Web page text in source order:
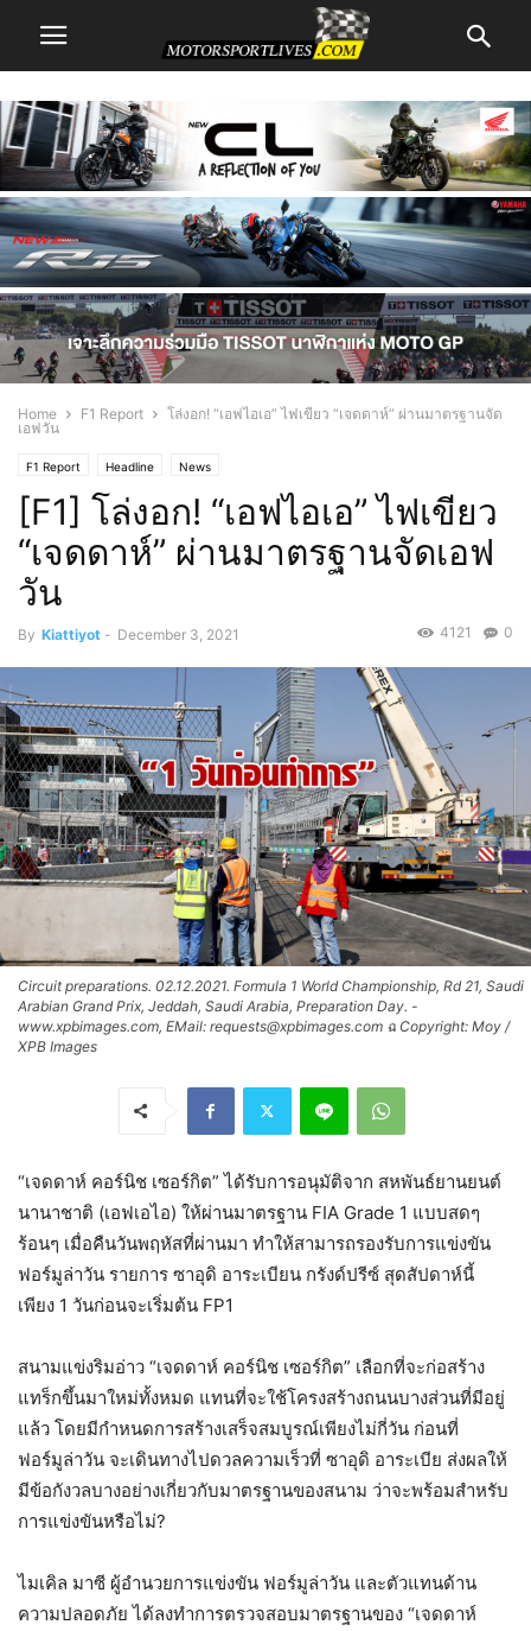
Home F1 Report
โล่งอก! “เอฟไอเอ” ไฟเขียว “เจดดาห์” ผ่านมาตรฐานจัด
เอฟวัน
F1 Report Headline News
[F1] โล่งอก! “เอฟไอเอ” ไฟเขียว
“เจดดาห์” ผ่านมาตรฐานจัดเอฟ
วัน
By Kiattiyot - December 3, 2021 0
4121
Circuit preparations. 02.12.2021. Formula 1 World Championship, Rd 21, Saudi
Arabian Grand Prix, Jeddah, Saudi Arabia, Preparation Day. -
www.xpbimages.com, EMail: requests@xpbimages.com ฉ Copyright: Moy /
XPB Images
“เจดดาห์ คอร์นิช เซอร์กิต” ได้รับการอนุมัติจาก สหพันธ์ยานยนต์
นานาชาติ (เอฟเอไอ) ให้ผ่านมาตรฐาน FIA Grade 1 แบบสดๆ
ร้อนๆ เมื่อคืนวันพฤหัสที่ผ่านมา ทำให้สามารถรองรับการแข่งขัน
ฟอร์มูล่าวัน รายการ ซาอุดิ อาระเบียน กรังด์ปรีซ์ สุดสัปดาห์นี้
เพียง 1 วันก่อนจะเริ่มต้น FP1
สนามแข่งริมอ่าว “เจดดาห์ คอร์นิช เซอร์กิต” เลือกที่จะก่อสร้าง
แทร็กขึ้นมาใหม่ทั้งหมด แทนที่จะใช้โครงสร้างถนนบางส่วนที่มีอยู่
แล้ว โดยมีกำหนดการสร้างเสร็จสมบูรณ์เพียงไม่กี่วัน ก่อนที่
ฟอร์มูล่าวัน จะเดินทางไปดวลความเร็วที่ ซาอุดิ อาระเบีย ส่งผลให้
มีข้อกังวลบางอย่างเกี่ยวกับมาตรฐานของสนาม ว่าจะพร้อมสำหรับ
การแข่งขันหรือไม่?
ไมเคิล มาซี ผู้อำนวยการแข่งขัน ฟอร์มูล่าวัน และตัวแทนด้าน
ความปลอดภัย ได้ลงทำการตรวจสอบมาตรฐานของ “เจดดาห์